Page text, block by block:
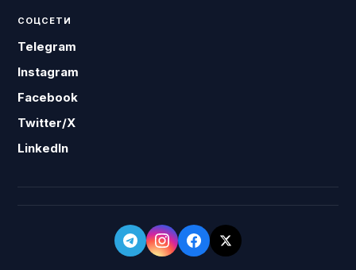
СОЦСЕТИ
Telegram
Instagram
Facebook
Twitter/X
LinkedIn